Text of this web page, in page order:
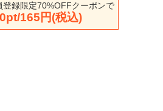
登録限定70%OFFクーポンで
165円(税込)